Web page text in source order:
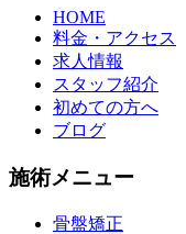
HOME
料金・アクセス
求人情報
スタッフ紹介
初めての方へ
ブログ
施術メニュー
骨盤矯正